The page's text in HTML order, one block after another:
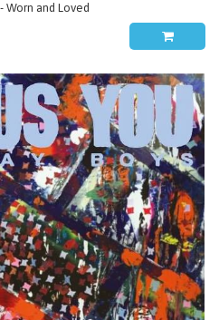
Worn and Loved